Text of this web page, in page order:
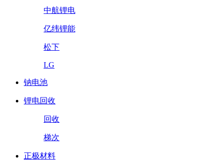
中航锂电
亿纬锂能
松下
LG
钠电池
锂电回收
回收
梯次
正极材料